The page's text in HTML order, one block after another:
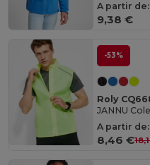
A partir de:
9,38 €
-53%
Roly
JANNU
A partir de:
8,46 €